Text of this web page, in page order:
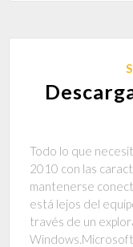
Todo lo que
2010 con las
mantenerse
está lejos del
través de un